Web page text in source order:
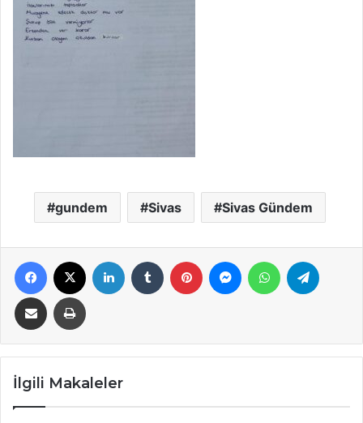
gundem Sivas Sivas Gündem
Facebook LinkedIn Tumblr Pinterest MessengerWhatsApp
E-Posta ile paylaş Yazdır
İlgili Makaleler